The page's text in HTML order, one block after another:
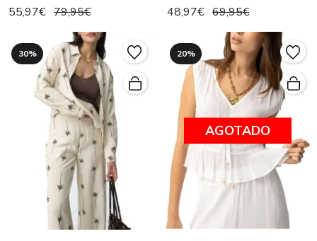
55,97€ 79,95€ 48,97€ 69,95€
30% 20%
AGOTADO